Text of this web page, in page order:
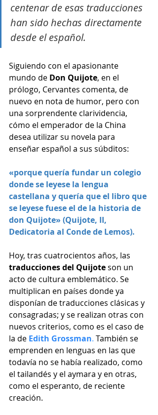
centenar de esas traducciones
han sido hechas directamente
desde el español.
Siguiendo con el apasionante
mundo de Don Quijote, en el
prólogo, Cervantes comenta, de
nuevo en nota de humor, pero con
una sorprendente clarividencia,
cómo el emperador de la China
desea utilizar su novela para
enseñar español a sus súbditos:
«porque quería fundar un colegio
donde se leyese la lengua
castellana y quería que el libro que
se leyese fuese el de la historia de
don Quijote» (Quijote, II,
Dedicatoria al Conde de Lemos).
Hoy, tras cuatrocientos años, las
traducciones del Quijote son un
acto de cultura emblemático. Se
multiplican en países donde ya
disponían de traducciones clásicas y
consagradas; y se realizan otras con
nuevos criterios, como es el caso de
la de Edith Grossman. También se
emprenden en lenguas en las que
todavía no se había realizado, como
el tailandés y el aymara y en otras,
como el esperanto, de reciente
creación.